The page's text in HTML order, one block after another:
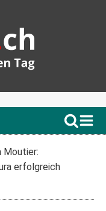
Moutier:
erfolgreich